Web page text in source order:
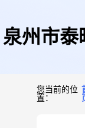
泉州市泰
您当前的位
置：